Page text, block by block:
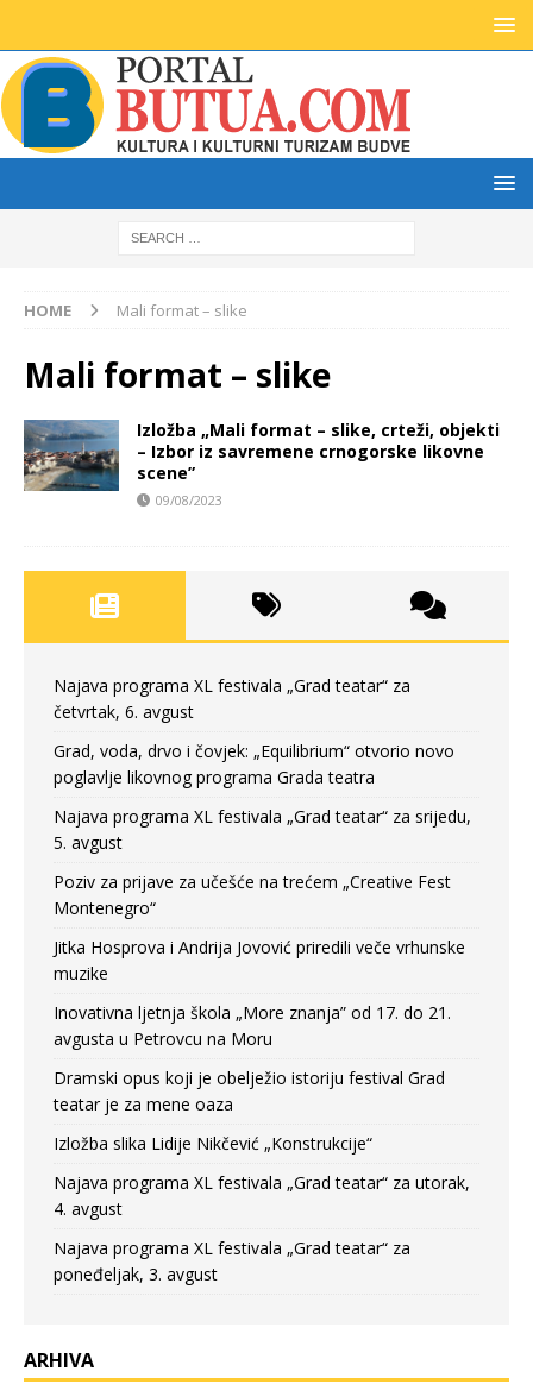
HOME Mali format – slike
Mali format – slike
Izložba „Mali format – slike, crteži, objekti
– Izbor iz savremene crnogorske likovne
scene”
09/08/2023
Najava programa XL festivala „Grad teatar“ za
četvrtak, 6. avgust
Grad, voda, drvo i čovjek: „Equilibrium“ otvorio novo
poglavlje likovnog programa Grada teatra
Najava programa XL festivala „Grad teatar“ za srijedu,
5. avgust
Poziv za prijave za učešće na trećem „Creative Fest
Montenegro“
Jitka Hosprova i Andrija Jovović priredili veče vrhunske
muzike
Inovativna ljetnja škola „More znanja” od 17. do 21.
avgusta u Petrovcu na Moru
Dramski opus koji je obelježio istoriju festival Grad
teatar je za mene oaza
Izložba slika Lidije Nikčević „Konstrukcije“
Najava programa XL festivala „Grad teatar“ za utorak,
4. avgust
Najava programa XL festivala „Grad teatar“ za
poneđeljak, 3. avgust
ARHIVA